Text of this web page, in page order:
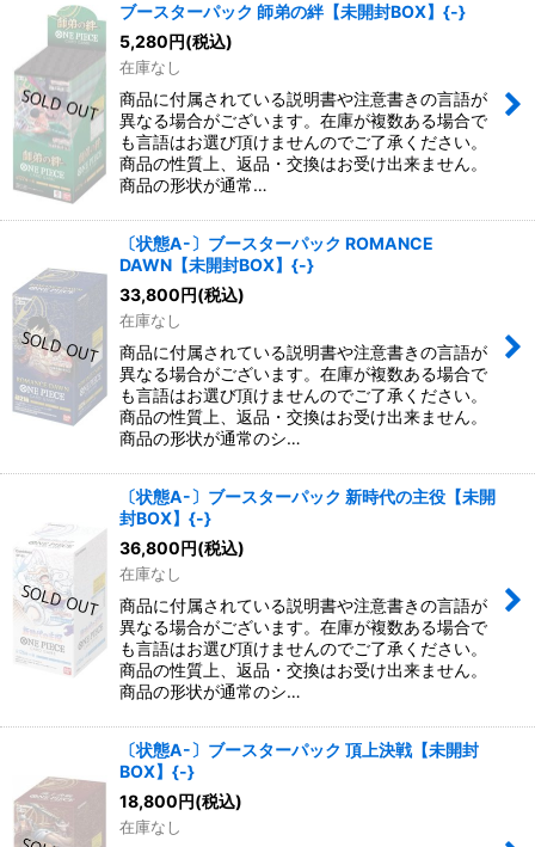
ブースターパック 師弟の絆【未開封BOX】{-}
5,280円(税込)
在庫なし
商品に付属されている説明書や注意書きの言語が
異なる場合がございます。在庫が複数ある場合で
も言語はお選び頂けませんのでご了承ください。
商品の性質上、返品・交換はお受け出来ません。
商品の形状が通常…
〔状態A-〕ブースターパック ROMANCE
DAWN【未開封BOX】{-}
33,800円(税込)
在庫なし
商品に付属されている説明書や注意書きの言語が
異なる場合がございます。在庫が複数ある場合で
も言語はお選び頂けませんのでご了承ください。
商品の性質上、返品・交換はお受け出来ません。
商品の形状が通常のシ…
〔状態A-〕ブースターパック 新時代の主役【未開
封BOX】{-}
36,800円(税込)
在庫なし
商品に付属されている説明書や注意書きの言語が
異なる場合がございます。在庫が複数ある場合で
も言語はお選び頂けませんのでご了承ください。
商品の性質上、返品・交換はお受け出来ません。
商品の形状が通常のシ…
〔状態A-〕ブースターパック 頂上決戦【未開封
BOX】{-}
18,800円(税込)
在庫なし